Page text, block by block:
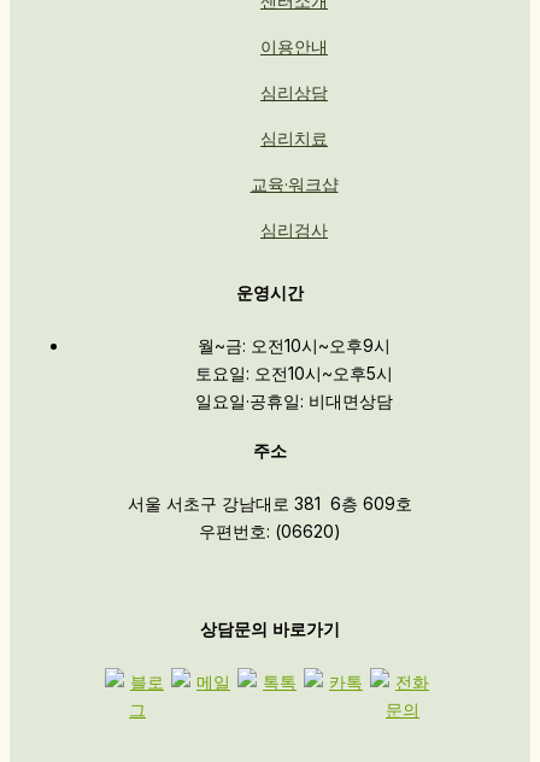
이용안내
심리상담
심리치료
교육·워크샵
심리검사
운영시간
월~금: 오전10시~오후9시
토요일: 오전10시~오후5시
일요일·공휴일: 비대면상담
주소
서울 서초구 강남대로 381 6층 609호
우편번호: (06620)
상담문의 바로가기